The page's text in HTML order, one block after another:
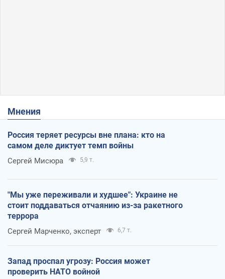
Мнения
Россия теряет ресурсы вне плана: кто на
самом деле диктует темп войны
Сергей Мисюра 5,9 т.
"Мы уже переживали и худшее": Украине не
стоит поддаваться отчаянию из-за ракетного
террора
Сергей Марченко, эксперт 6,7 т.
Запад проспал угрозу: Россия может
проверить НАТО войной